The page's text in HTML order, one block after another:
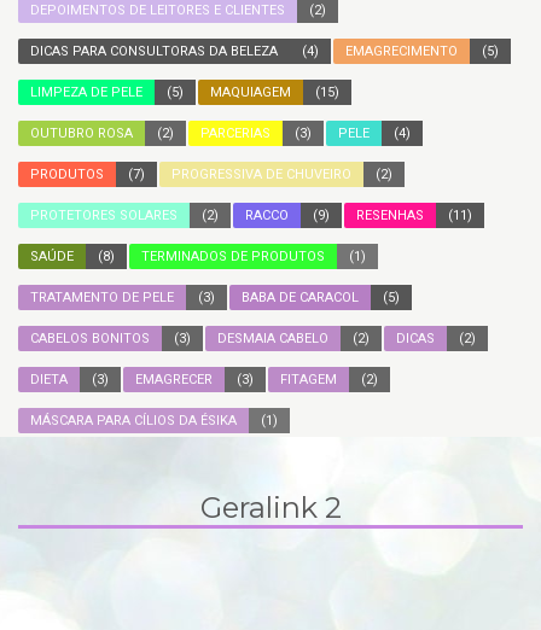
DEPOIMENTOS DE LEITORES E CLIENTES (2)
DICAS PARA CONSULTORAS DA BELEZA (4) EMAGRECIMENTO (5)
LIMPEZA DE PELE (5) MAQUIAGEM (15)
OUTUBRO ROSA (2) PARCERIAS (3) PELE (4)
PRODUTOS (7) PROGRESSIVA DE CHUVEIRO (2)
PROTETORES SOLARES (2) RACCO (9) RESENHAS (11)
SAÚDE (8) TERMINADOS DE PRODUTOS (1)
TRATAMENTO DE PELE (3) BABA DE CARACOL (5)
CABELOS BONITOS (3) DESMAIA CABELO (2) DICAS (2)
DIETA (3) EMAGRECER (3) FITAGEM (2)
MÁSCARA PARA CÍLIOS DA ÉSIKA (1)
Geralink 2